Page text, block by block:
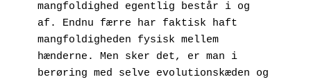
mangfoldighed egentlig består i og
af. Endnu færre har faktisk haft
mangfoldigheden fysisk mellem
hænderne. Men sker det, er man i
berøring med selve evolutionskæden og